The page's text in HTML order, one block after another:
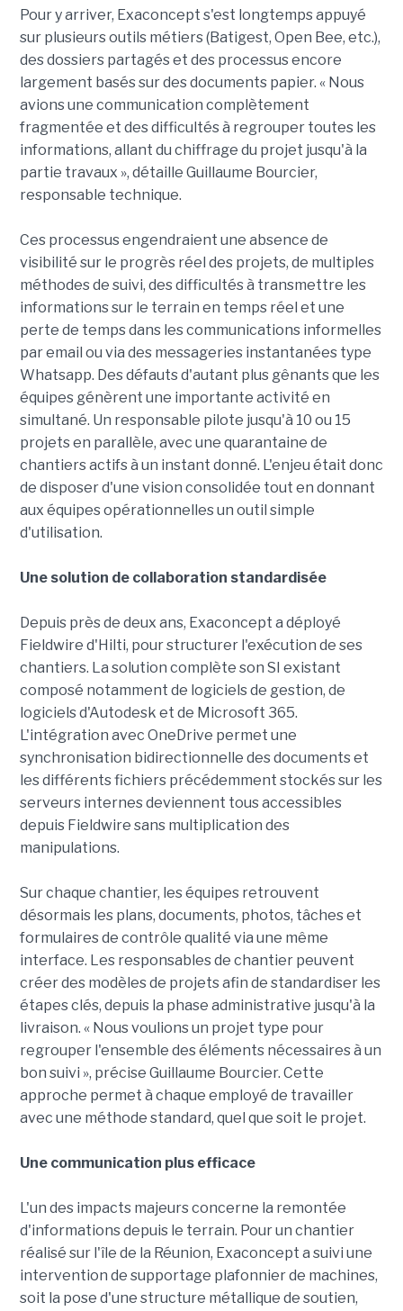
Pour y arriver, Exaconcept s'est longtemps appuyé
sur plusieurs outils métiers (Batigest, Open Bee, etc.),
des dossiers partagés et des processus encore
largement basés sur des documents papier. « Nous
avions une communication complètement
fragmentée et des difficultés à regrouper toutes les
informations, allant du chiffrage du projet jusqu'à la
partie travaux », détaille Guillaume Bourcier,
responsable technique.
Ces processus engendraient une absence de
visibilité sur le progrès réel des projets, de multiples
méthodes de suivi, des difficultés à transmettre les
informations sur le terrain en temps réel et une
perte de temps dans les communications informelles
par email ou via des messageries instantanées type
Whatsapp. Des défauts d'autant plus gênants que les
équipes génèrent une importante activité en
simultané. Un responsable pilote jusqu'à 10 ou 15
projets en parallèle, avec une quarantaine de
chantiers actifs à un instant donné. L'enjeu était donc
de disposer d'une vision consolidée tout en donnant
aux équipes opérationnelles un outil simple
d'utilisation.
Une solution de collaboration standardisée
Depuis près de deux ans, Exaconcept a déployé
Fieldwire d'Hilti, pour structurer l'exécution de ses
chantiers. La solution complète son SI existant
composé notamment de logiciels de gestion, de
logiciels d'Autodesk et de Microsoft 365.
L'intégration avec OneDrive permet une
synchronisation bidirectionnelle des documents et
les différents fichiers précédemment stockés sur les
serveurs internes deviennent tous accessibles
depuis Fieldwire sans multiplication des
manipulations.
Sur chaque chantier, les équipes retrouvent
désormais les plans, documents, photos, tâches et
formulaires de contrôle qualité via une même
interface. Les responsables de chantier peuvent
créer des modèles de projets afin de standardiser les
étapes clés, depuis la phase administrative jusqu'à la
livraison. « Nous voulions un projet type pour
regrouper l'ensemble des éléments nécessaires à un
bon suivi », précise Guillaume Bourcier. Cette
approche permet à chaque employé de travailler
avec une méthode standard, quel que soit le projet.
Une communication plus efficace
L'un des impacts majeurs concerne la remontée
d'informations depuis le terrain. Pour un chantier
réalisé sur l'île de la Réunion, Exaconcept a suivi une
intervention de supportage plafonnier de machines,
soit la pose d'une structure métallique de soutien,